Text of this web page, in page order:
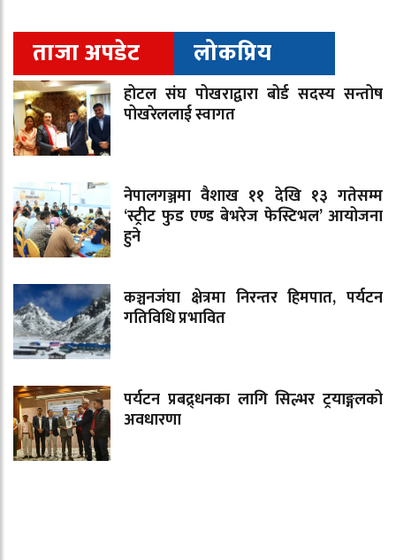
ताजा अपडेट लोकप्रिय
होटल संघ पोखराद्वारा बोर्ड सदस्य सन्तोष
पोखरेललाई स्वागत
नेपालगञ्जमा वैशाख ११ देखि १३ गतेसम्म
‘स्ट्रीट फुड एण्ड बेभरेज फेस्टिभल’ आयोजना
हुने
कञ्चनजंघा क्षेत्रमा निरन्तर हिमपात, पर्यटन
गतिविधि प्रभावित
पर्यटन प्रबद्र्धनका लागि सिल्भर ट्रयाङ्गलको
अवधारणा